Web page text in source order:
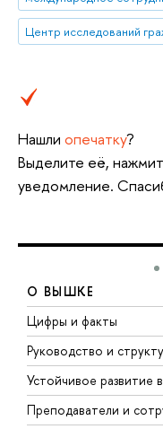
Нашли опечатку?
Выделите её,
уведомление.
О ВЫШКЕ
Цифры и факты
Руководство и
Устойчивое
Преподаватели и